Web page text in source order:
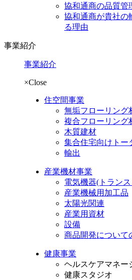
協和通商の品質管
協和通商が貴社の
る理由
事業紹介
事業紹介
×Close
住空間事業
無垢フローリング
複合フローリング
木質建材
集合住宅向けトー
輸出
産業機材事業
電気機器(トラン
産業機械用加工品
太陽光関連
産業用資材
設備
商品開発について
健康事業
ヘルスケアマネー
健康スタジオ